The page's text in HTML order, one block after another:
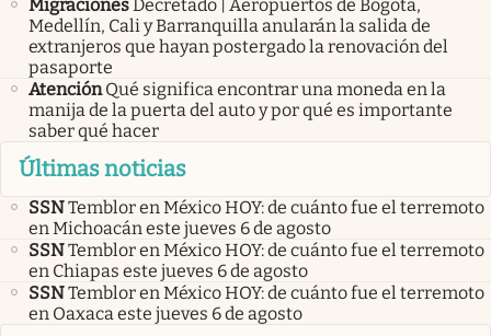
MigracionesDecretado | Aeropuertos de Bogotá,
Medellín, Cali y Barranquilla anularán la salida de
extranjeros que hayan postergado la renovación del
pasaporte
Atención Qué significa encontrar una moneda en la
manija de la puerta del auto y por qué es importante
saber qué hacer
Últimas noticias
SSNTemblor en México HOY: de cuánto fue el terremoto
en Michoacán este jueves 6 de agosto
SSNTemblor en México HOY: de cuánto fue el terremoto
en Chiapas este jueves 6 de agosto
SSNTemblor en México HOY: de cuánto fue el terremoto
en Oaxaca este jueves 6 de agosto